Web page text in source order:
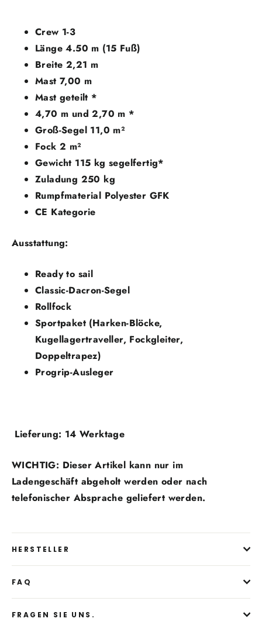
Crew 1-3
Länge 4.50 m (15 Fuß)
Breite 2,21 m
Mast 7,00 m
Mast geteilt *
4,70 m und 2,70 m *
Groß-Segel 11,0 m²
Fock 2 m²
Gewicht 115 kg segelfertig*
Zuladung 250 kg
Rumpfmaterial Polyester GFK
CE Kategorie
Ausstattung:
Ready to sail
Classic-Dacron-Segel
Rollfock
Sportpaket (Harken-Blöcke,
Kugellagertraveller, Fockgleiter,
Doppeltrapez)
Progrip-Ausleger
Lieferung: 14 Werktage
WICHTIG: Dieser Artikel kann nur im
Ladengeschäft abgeholt werden oder nach
telefonischer Absprache geliefert werden.
HERSTELLER
FAQ
FRAGEN SIE UNS.